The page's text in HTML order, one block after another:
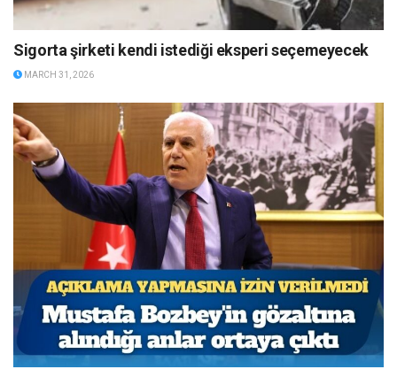
Sigorta şirketi kendi istediği eksperi seçemeyecek
MARCH 31, 2026